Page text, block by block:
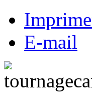
E-mail